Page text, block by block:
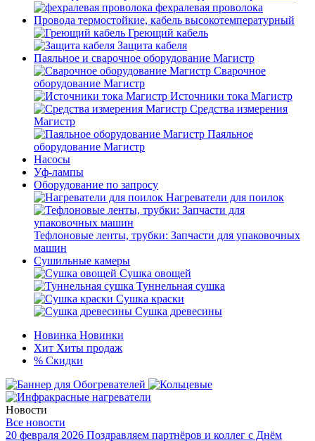
фехралевая проволока
Провода термостойкие, кабель высокотемпературный
Греющий кабель
Защита кабеля
Паяльное и сварочное оборудование Магистр
Сварочное
оборудование Магистр
Источники тока Магистр
Средства измерения
Магистр
Паяльное
оборудование Магистр
Насосы
Уф-лампы
Оборудование по запросу
Нагреватели для поилок
Тефлоновые ленты, трубки: Запчасти для упаковочных
машин
Сушильные камеры
Сушка овощей
Туннельная сушка
Сушка краски
Сушка древесины
Новинка Новинки
Хит Хиты продаж
% Скидки
Новости
Все новости
20 февраля 2026 Поздравляем партнёров и коллег с Днём